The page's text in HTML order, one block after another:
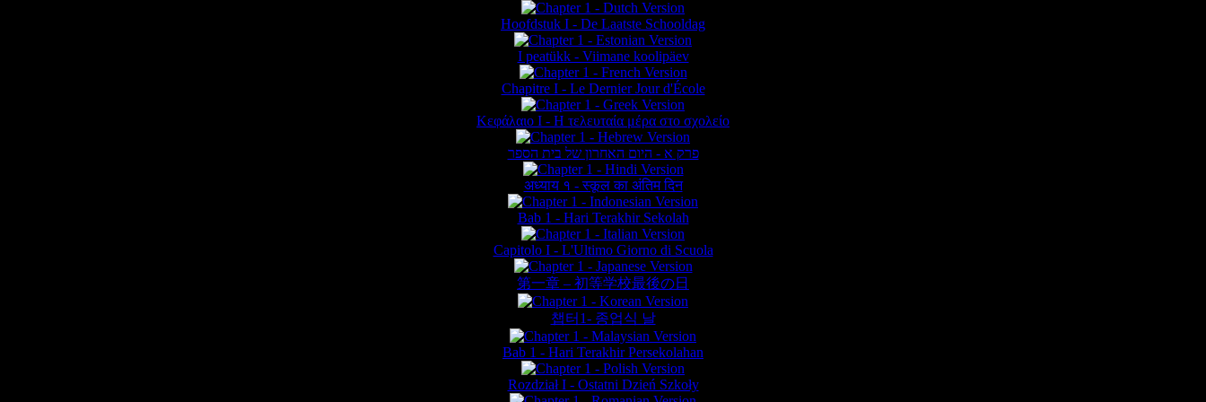
Hoofdstuk I - De Laatste Schooldag
I peatükk - Viimane koolipäev
Chapitre I - Le Dernier Jour d'École
Κεφάλαιο Ι - Η τελευταία μέρα στο σχολείο
פרק א - היום האחרון של בית הספר
अध्याय १ - स्कूल का अंतिम दिन
Bab 1 - Hari Terakhir Sekolah
Capitolo I - L'Ultimo Giorno di Scuola
第一章 – 初等学校最後の日
챕터1- 종업식 날
Bab 1 - Hari Terakhir Persekolahan
Rozdział I - Ostatni Dzień Szkoły